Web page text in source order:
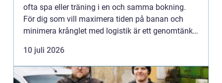
ofta spa eller träning i en och samma bokning.
För dig som vill maximera tiden på banan och
minimera krånglet med logistik är ett genomtänkt
avkopplande än att boka...
10 juli 2026